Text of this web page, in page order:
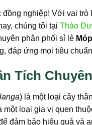
đồng nghiệp! Với vai
chúng tôi tại Thảo
phân phối sỉ lẻ
đáp ứng mọi tiêu
Tích
) là một loại cây
loại gia vị quen
đảm bảo hiệu quả và